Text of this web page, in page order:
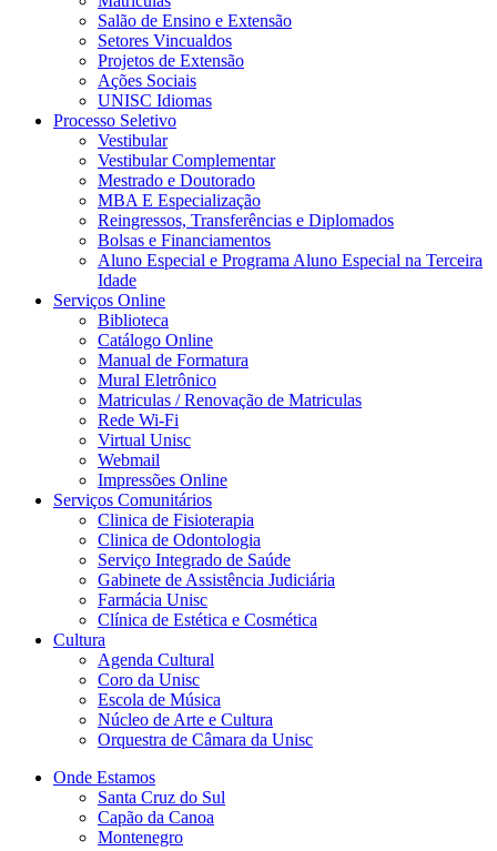
Salão de Ensino e Extensão
Setores Vincualdos
Projetos de Extensão
Ações Sociais
UNISC Idiomas
Processo Seletivo
Vestibular
Vestibular Complementar
Mestrado e Doutorado
MBA E Especialização
Reingressos, Transferências e Diplomados
Bolsas e Financiamentos
Aluno Especial e Programa Aluno Especial na Terceira
Idade
Serviços Online
Biblioteca
Catálogo Online
Manual de Formatura
Mural Eletrônico
Matriculas / Renovação de Matriculas
Rede Wi-Fi
Virtual Unisc
Webmail
Impressões Online
Serviços Comunitários
Clinica de Fisioterapia
Clinica de Odontologia
Serviço Integrado de Saúde
Gabinete de Assistência Judiciária
Farmácia Unisc
Clínica de Estética e Cosmética
Cultura
Agenda Cultural
Coro da Unisc
Escola de Música
Núcleo de Arte e Cultura
Orquestra de Câmara da Unisc
Onde Estamos
Santa Cruz do Sul
Capão da Canoa
Montenegro